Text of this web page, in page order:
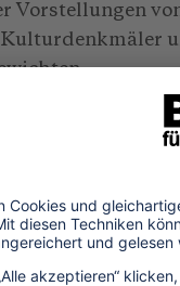
Vorstellungen
wie
Auswirkungen
haben
der
verändert